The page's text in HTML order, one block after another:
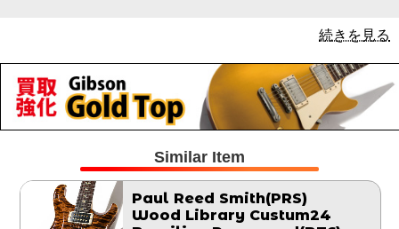
続きを見る
Similar Item
Paul Reed Smith(PRS)
Wood Library Custum24